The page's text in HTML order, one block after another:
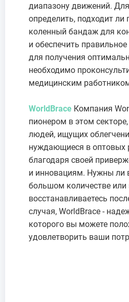
диапазону движений.
определить, подходит
коленный бандаж для
и обеспечить
для получения
необходимо
медицинским
WorldBrace Компания
пионером в этом
людей, ищущих
нуждающиеся в оптовых
благодаря своей
и инновациям. Нужны ли
большом количестве или
восстанавливаетесь
случая, WorldBrace -
которого вы можете
удовлетворить ваши